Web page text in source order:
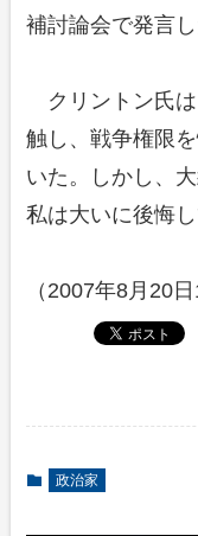
補討論会で発言し
クリントン氏
触し、戦争権限
いた。しかし、
私は大いに後悔
（2007年8月20
政治家